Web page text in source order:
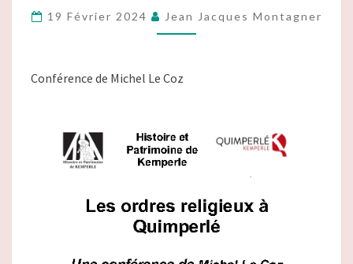
QUIMPERLÉ
19 Février 2024 Jean Jacques Montagner
Conférence de Michel Le Coz